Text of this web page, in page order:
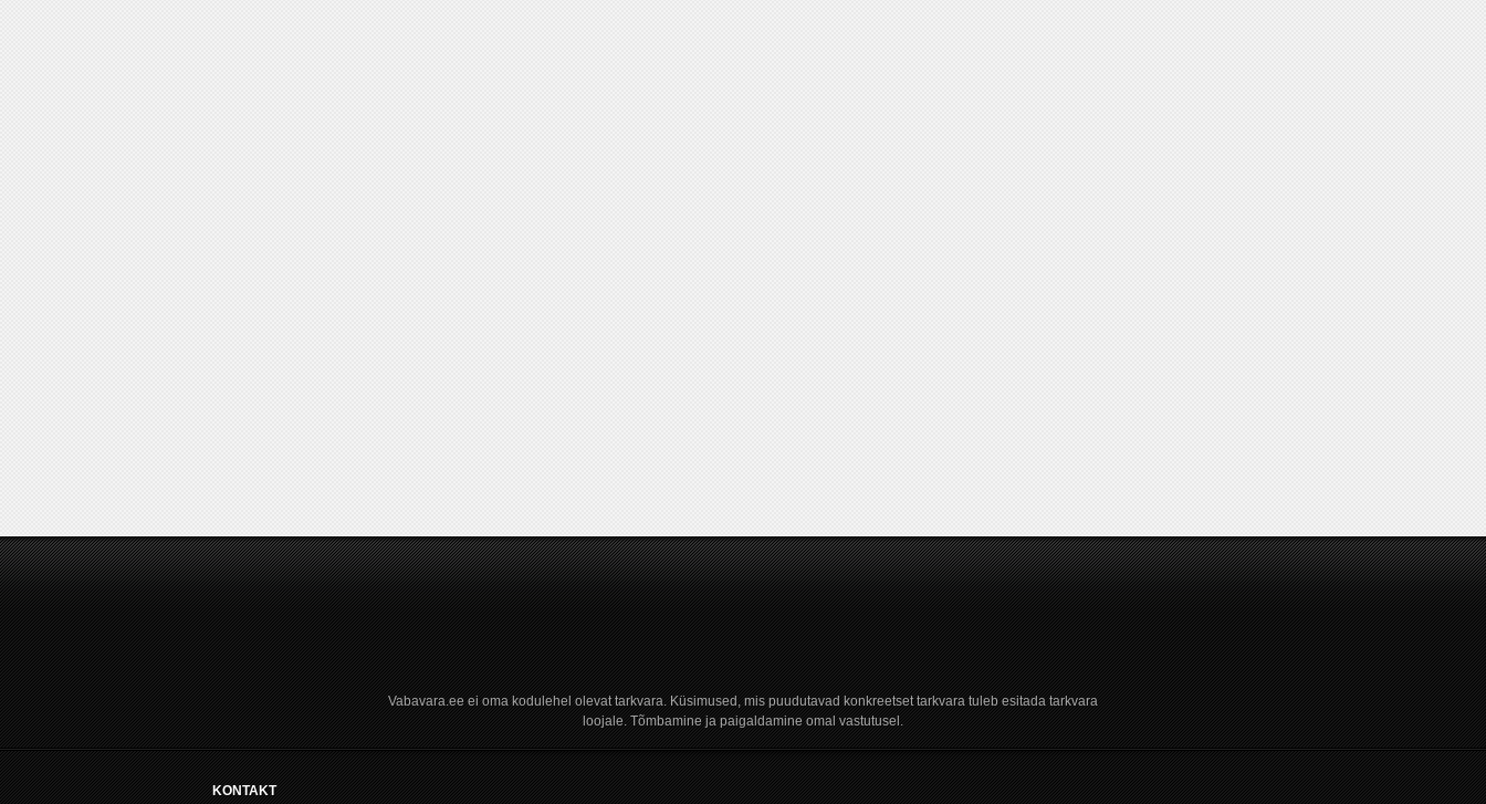
Vabavara.ee ei oma kodulehel olevat tarkvara. Küsimused, mis puudutavad konkreetset tarkvara tuleb esitada tarkvara
loojale. Tõmbamine ja paigaldamine omal vastutusel.
KONTAKT